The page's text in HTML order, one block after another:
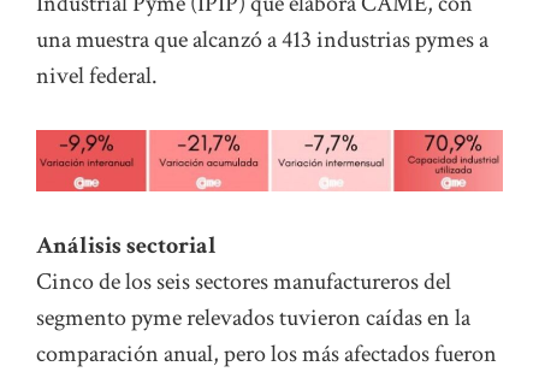
una muestra que alcanzó a 413 industrias pymes a
nivel federal.
Análisis sectorial
Cinco de los seis sectores manufactureros del
segmento pyme relevados tuvieron caídas en la
comparación anual, pero los más afectados fueron